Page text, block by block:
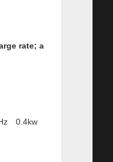
rate; a
0.4kw